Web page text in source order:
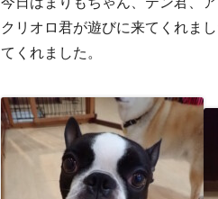
クリオロ君が遊びに来てくれま
てくれました。